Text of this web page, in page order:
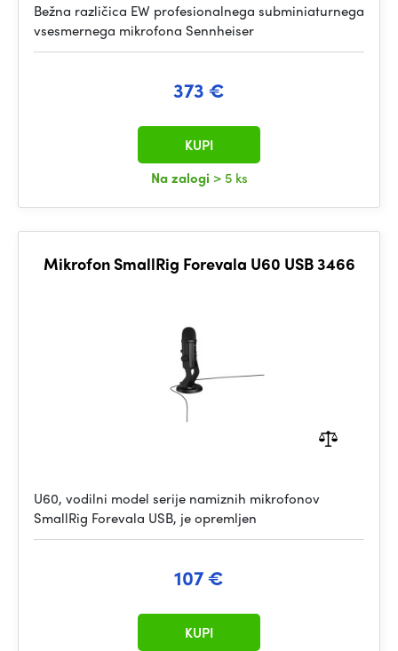
Bežna različica EW profesionalnega subminiaturnega
vsesmernega mikrofona Sennheiser
373 €
Na zalogi > 5 ks
KUPI
Mikrofon SmallRig Forevala U60 USB 3466
U60, vodilni model serije namiznih mikrofonov
SmallRig Forevala USB, je opremljen
107 €
KUPI